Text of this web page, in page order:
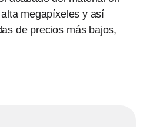
megapíxeles y así
de precios más bajos,